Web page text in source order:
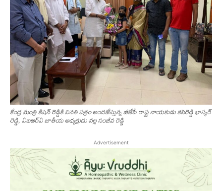
కేంద్ర మంత్రి కిష‌న్ రెడ్డికి విన‌తి ప‌త్రం అంద‌జేస్తున్న బీజేపీ రాష్ట్ర నాయకుడు కసిరెడ్డి భాస్కర్
రెడ్డి, ఏఐఆర్ఏ జాతీయ అధ్యక్షుడు నల్ల సంజీవ రెడ్డి
Advertisement